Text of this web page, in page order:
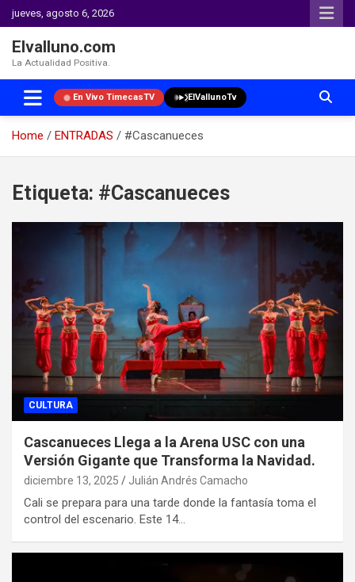
jueves, agosto 6, 2026
Elvalluno.com
La Actualidad Positiva.
En Vivo TimecasTV ElVallunoTv
Home ENTRADAS
#Cascanueces
content
Etiqueta: #Cascanueces
CULTURA
Cascanueces Llega a la Arena USC con una
Versión Gigante que Transforma la Navidad.
diciembre 13, 2025 Julián Andrés Camacho
Cali se prepara para una tarde donde la fantasía toma el
control del escenario. Este 14…